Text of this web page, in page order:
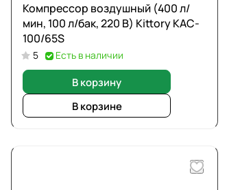
Компрессор воздушный (400 л/
мин, 100 л/бак, 220 В) Kittory KAC-
100/65S
5 Есть в наличии
В корзину
В корзине